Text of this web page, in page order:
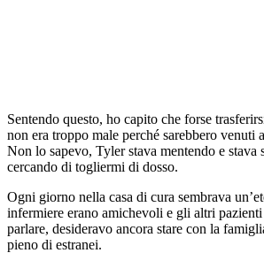
Sentendo questo, ho capito che forse
non era troppo male perché sarebbero venuti
Non lo sapevo, Tyler stava mentendo e stava
cercando di togliermi di dosso.
Ogni giorno nella casa di cura sembrava
infermiere erano amichevoli e gli altri
parlare, desideravo ancora stare con la
pieno di estranei.